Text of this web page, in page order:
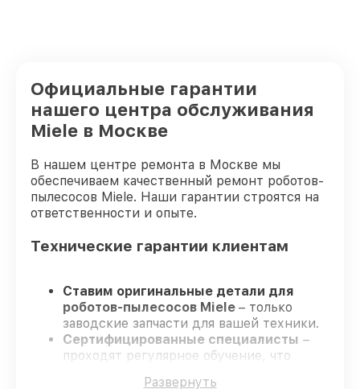
Официальные гарантии
нашего центра обслуживания
Miele в Москве
В нашем центре ремонта в Москве мы
обеспечиваем качественный ремонт роботов-
пылесосов Miele. Наши гарантии строятся на
ответственности и опыте.
Технические гарантии клиентам
Ставим оригинальные детали для
роботов-пылесосов Miele – только
заводские запчасти для вашей техники.
Сертифицированные специалисты –
проходят регулярное обучение, что
Развернуть